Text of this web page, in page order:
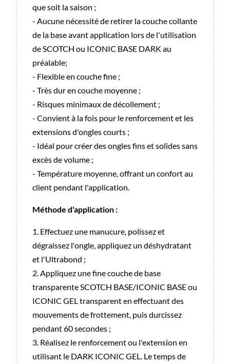
que soit la saison ;
- Aucune nécessité de retirer la couche collante
de la base avant application lors de l'utilisation
de SCOTCH ou ICONIC BASE DARK au
préalable;
- Flexible en couche fine ;
- Très dur en couche moyenne ;
- Risques minimaux de décollement ;
- Convient à la fois pour le renforcement et les
extensions d'ongles courts ;
- Idéal pour créer des ongles fins et solides sans
excès de volume ;
- Température moyenne, offrant un confort au
client pendant l'application.
Méthode d'application :
1. Effectuez une manucure, polissez et
dégraissez l'ongle, appliquez un déshydratant
et l'Ultrabond ;
2. Appliquez une fine couche de base
transparente SCOTCH BASE/ICONIC BASE ou
ICONIC GEL transparent en effectuant des
mouvements de frottement, puis durcissez
pendant 60 secondes ;
3. Réalisez le renforcement ou l'extension en
utilisant le DARK ICONIC GEL. Le temps de